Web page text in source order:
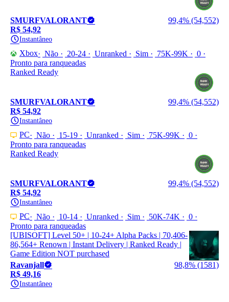
SMURFVALORANT
99,4% (54,552)
R$ 54,92
Instantâneo
Xbox Não 20-24 Unranked Sim 75K-99K
0
Pronto para ranqueadas
Ranked Ready
SMURFVALORANT
99,4% (54,552)
R$ 54,92
Instantâneo
PC Não 15-19 Unranked Sim 75K-99K
0
Pronto para ranqueadas
Ranked Ready
SMURFVALORANT
99,4% (54,552)
R$ 54,92
Instantâneo
PC Não 10-14 Unranked Sim 50K-74K
0
Pronto para ranqueadas
[UBISOFT] Level 50+ | 10-24+ Alpha Packs | 70,406-
86,564+ Renown | Instant Delivery | Ranked Ready |
Game Edition NOT purchased
Ravanjall
98,8% (1581)
R$ 49,16
Instantâneo